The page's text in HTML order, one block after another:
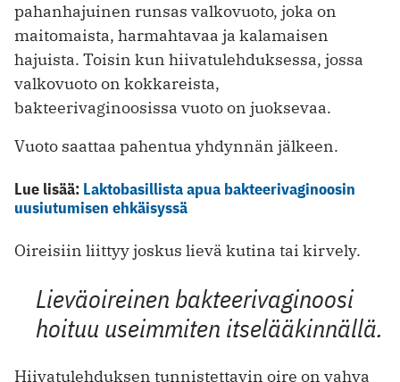
pahanhajuinen runsas valkovuoto, joka on
maitomaista, harmahtavaa ja kalamaisen
hajuista. Toisin kun hiivatulehduksessa, jossa
valkovuoto on kokkareista,
bakteerivaginoosissa vuoto on juoksevaa.
Vuoto saattaa pahentua yhdynnän jälkeen.
Lue lisää: Laktobasillista apua bakteerivaginoosin
uusiutumisen ehkäisyssä
Oireisiin liittyy joskus lievä kutina tai kirvely.
Lieväoireinen bakteerivaginoosi
hoituu useimmiten itselääkinnällä.
Hiivatulehduksen tunnistettavin oire on vahva